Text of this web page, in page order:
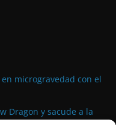
microgravedad con el
Dragon y sacude a la